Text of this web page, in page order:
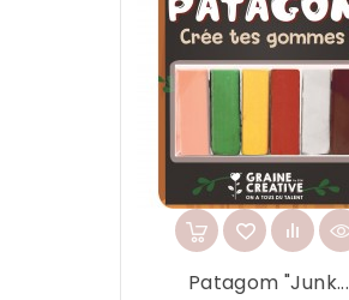
Patagom "Junk...